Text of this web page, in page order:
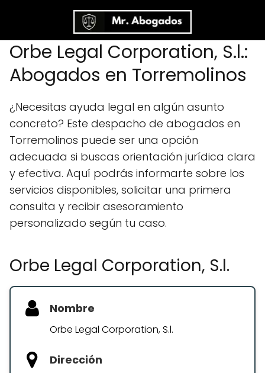
Orbe Legal Corporation, S.l.:
Abogados en Torremolinos
¿Necesitas ayuda legal en algún asunto
concreto? Este despacho de abogados en
Torremolinos puede ser una opción
adecuada si buscas orientación jurídica clara
y efectiva. Aquí podrás informarte sobre los
servicios disponibles, solicitar una primera
consulta y recibir asesoramiento
personalizado según tu caso.
Orbe Legal Corporation, S.l.
Nombre
Orbe Legal Corporation, S.l.
Dirección